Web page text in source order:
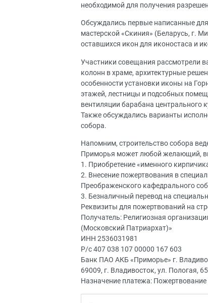
необходимой для получения
Обсуждались первые написанные
мастерской «Скиния» (Беларусь, г.
оставшихся икон для иконостаса и
Участники совещания рассмотрели
колонн в храме, архитектурные
особенности установки иконы на
этажей, лестницы и подсобных
вентиляции барабана центрального
Также обсуждались варианты
собора.
Напомним, строительство собора
Приморья может любой желающий,
1. Приобретение «именного
2. Внесение пожертвования в
Преображенского кафедрального
3. Безналичный перевод на
Реквизиты для пожертвований на
Получатель: Религиозная
(Московский Патриархат)»
ИНН 2536031981
Р/с 407 038 107 00000 167 603
Банк ПАО АКБ «Приморье» г.
69009, г. Владивосток, ул. Пологая, 65
Назначение платежа: